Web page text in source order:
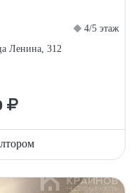
4/5 этаж
Ленина, 312